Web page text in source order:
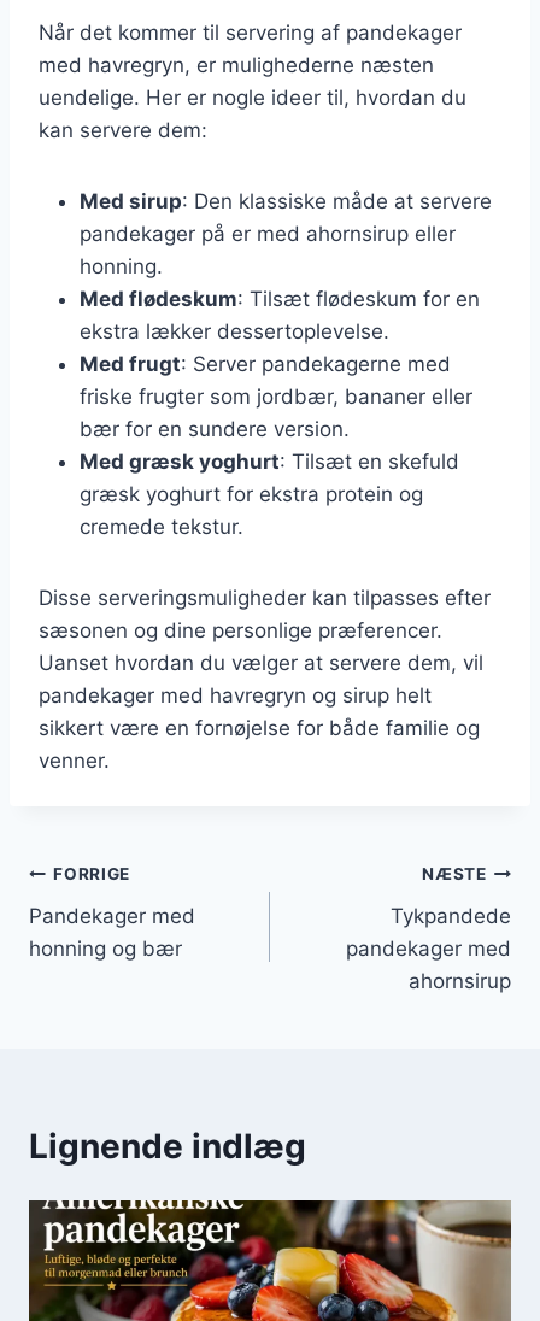
Når det kommer til servering af pandekager
med havregryn, er mulighederne næsten
uendelige. Her er nogle ideer til, hvordan du
kan servere dem:
Med sirup: Den klassiske måde at servere
pandekager på er med ahornsirup eller
honning.
Med flødeskum: Tilsæt flødeskum for en
ekstra lækker dessertoplevelse.
Med frugt: Server pandekagerne med
friske frugter som jordbær, bananer eller
bær for en sundere version.
Med græsk yoghurt: Tilsæt en skefuld
græsk yoghurt for ekstra protein og
cremede tekstur.
Disse serveringsmuligheder kan tilpasses efter
sæsonen og dine personlige præferencer.
Uanset hvordan du vælger at servere dem, vil
pandekager med havregryn og sirup helt
sikkert være en fornøjelse for både familie og
venner.
Indlægsnavigation
FORRIGE
Pandekager med
honning og bær
NÆSTE
Tykpandede
pandekager med
ahornsirup
Lignende indlæg